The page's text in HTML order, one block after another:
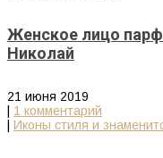
Женское лицо
Николай
21 июня 2019
1 комментарий
Иконы стиля и